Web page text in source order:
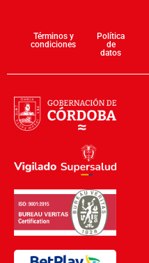
Términos y
condiciones
Política
de
datos